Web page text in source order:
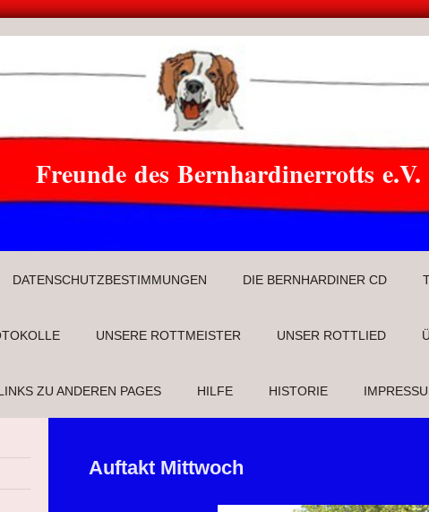
Freunde des Bernhardinerrotts e.V.
DATENSCHUTZBESTIMMUNGEN DIE BERNHARDINER CD
UNSERE ROTTMEISTER UNSER ROTTLIED
ZU ANDEREN PAGES HILFE HISTORIE
Auftakt Mittwoch